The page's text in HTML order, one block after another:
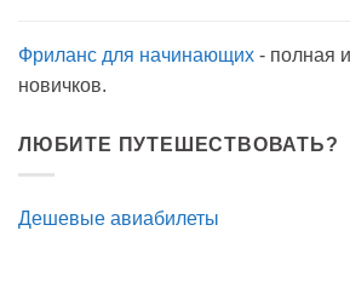
Фриланс для начинающих - полная
новичков.
ЛЮБИТЕ ПУТЕШЕСТВОВАТЬ?
Дешевые авиабилеты